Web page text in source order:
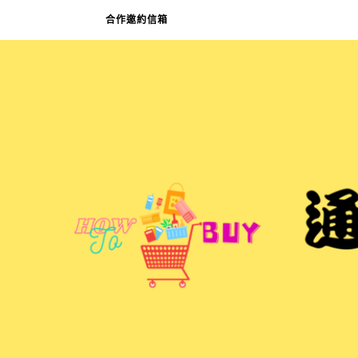
合作邀約信箱